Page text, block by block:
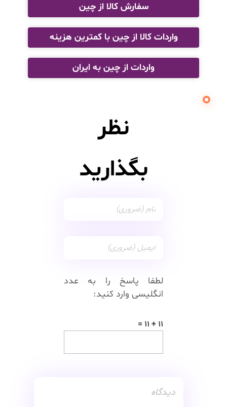
سفارش کالا از چین
واردات کالا از چین با کمترین هزینه
واردات از چین به ایران
نظر
بگذارید
لطفا پاسخ را به عدد
انگلیسی وارد کنید:
11 + 11 =